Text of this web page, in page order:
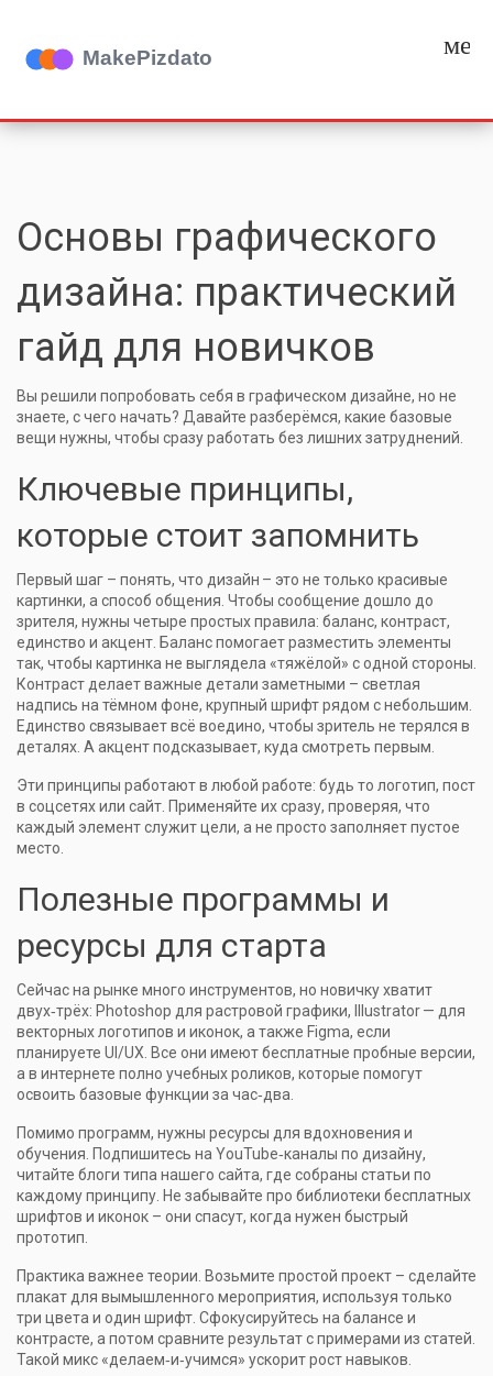
Основы графического
дизайна: практический
гайд для новичков
Вы решили попробовать себя в графическом дизайне, но не
знаете, с чего начать? Давайте разберёмся, какие базовые
вещи нужны, чтобы сразу работать без лишних затруднений.
Ключевые принципы,
которые стоит запомнить
Первый шаг – понять, что дизайн – это не только красивые
картинки, а способ общения. Чтобы сообщение дошло до
зрителя, нужны четыре простых правила: баланс, контраст,
единство и акцент. Баланс помогает разместить элементы
так, чтобы картинка не выглядела «тяжёлой» с одной стороны.
Контраст делает важные детали заметными – светлая
надпись на тёмном фоне, крупный шрифт рядом с небольшим.
Единство связывает всё воедино, чтобы зритель не терялся в
деталях. А акцент подсказывает, куда смотреть первым.
Эти принципы работают в любой работе: будь то логотип, пост
в соцсетях или сайт. Применяйте их сразу, проверяя, что
каждый элемент служит цели, а не просто заполняет пустое
место.
Полезные программы и
ресурсы для старта
Сейчас на рынке много инструментов, но новичку хватит
двух‑трёх: Photoshop для растровой графики, Illustrator — для
векторных логотипов и иконок, а также Figma, если
планируете UI/UX. Все они имеют бесплатные пробные версии,
а в интернете полно учебных роликов, которые помогут
освоить базовые функции за час‑два.
Помимо программ, нужны ресурсы для вдохновения и
обучения. Подпишитесь на YouTube‑каналы по дизайну,
читайте блоги типа нашего сайта, где собраны статьи по
каждому принципу. Не забывайте про библиотеки бесплатных
шрифтов и иконок – они спасут, когда нужен быстрый
прототип.
Практика важнее теории. Возьмите простой проект – сделайте
плакат для вымышленного мероприятия, используя только
три цвета и один шрифт. Сфокусируйтесь на балансе и
контрасте, а потом сравните результат с примерами из статей.
Такой микс «делаем‑и‑учимся» ускорит рост навыков.